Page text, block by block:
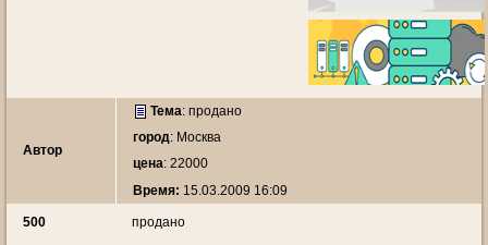
Автор
Тема: продано
город: Москва
цена: 22000
Время: 15.03.2009 16:09
500 продано